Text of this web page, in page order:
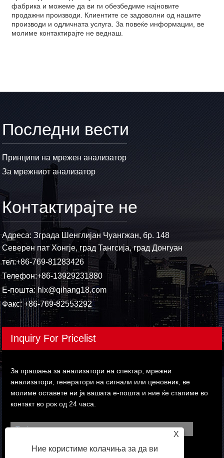
фабрика и можеме да ви ги обезбедиме најновите
продажни производи. Клиентите се задоволни од нашите
производи и одличната услуга. За повеќе информации, ве
молиме контактирајте не веднаш.
Последни вести
Принципи на мрежен анализатор
За мрежниот анализатор
Контактирајте не
Адреса: Зграда Шенглијан Чуангжан, бр. 148
Северен пат Хонгје, град Тангсија, град Донгуан
тел:+86-769-81283426
Телефон:+86-13929231880
Е-пошта: hlx@qihang18.com
Факс: +86-769-82553292
Inquiry For Pricelist
За прашања за анализатори на спектар, мрежни
анализатори, генератори на сигнали или ценовник, ве
молиме оставете ни ја вашата е-пошта и ние ќе стапиме во
контакт во рок од 24 часа.
X
Ние користиме колачиња за да ви